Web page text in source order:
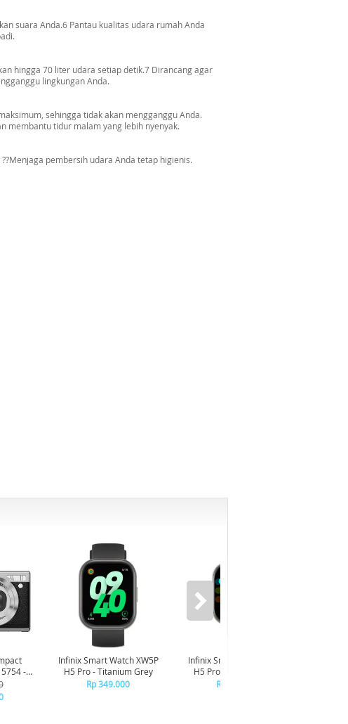
suara Anda.6 Pantau kualitas udara rumah Anda
hingga 70 liter udara setiap detik.7 Dirancang agar
lingkungan Anda.
sehingga tidak akan mengganggu Anda.
membantu tidur malam yang lebih nyenyak.
pembersih udara Anda tetap higienis.
-
Infinix Smart Watch XW5P
H5 Pro - Titanium Grey
Rp 349.000
Infinix Smart Watch XW5P
H5 Pro - Chrome Silver
Rp 349.000